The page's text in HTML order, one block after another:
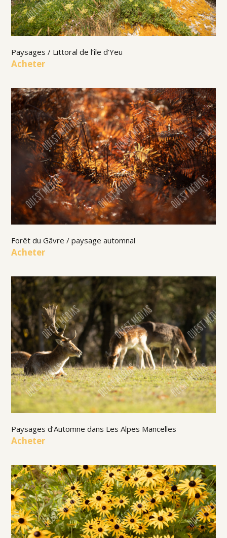
Paysages / Littoral de l’île d’Yeu
Acheter
Forêt du Gâvre / paysage automnal
Acheter
Paysages d’Automne dans Les Alpes Mancelles
Acheter